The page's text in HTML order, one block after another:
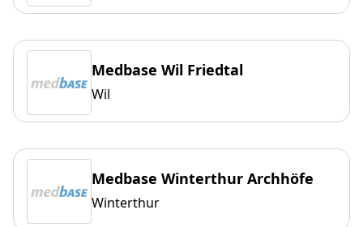
Medbase Wil Friedtal
Wil
Medbase Winterthur Archhöfe
Winterthur